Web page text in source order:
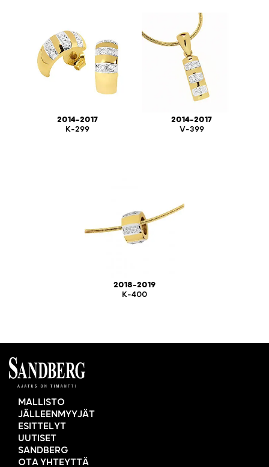
2014-2017
K-299
2014-2017
V-399
2018-2019
K-400
MALLISTO
JÄLLEENMYYJÄT
ESITTELYT
UUTISET
SANDBERG
OTA YHTEYTTÄ